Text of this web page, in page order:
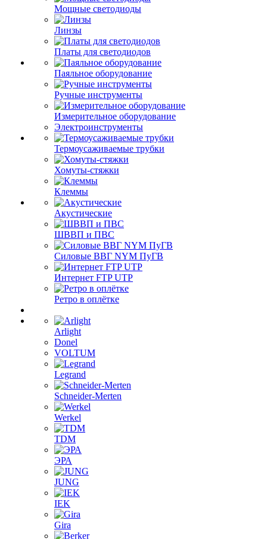
Мощные светодиоды
Линзы
Платы для светодиодов
Паяльное оборудование
Ручные инструменты
Измерительное оборудование
Электроинструменты
Термоусаживаемые трубки
Хомуты-стяжки
Клеммы
Акустические
ШВВП и ПВС
Силовые ВВГ NYM ПуГВ
Интернет FTP UTP
Ретро в оплётке
Arlight
Donel
VOLTUM
Legrand
Schneider-Merten
Werkel
TDM
ЭРА
JUNG
IEK
Gira